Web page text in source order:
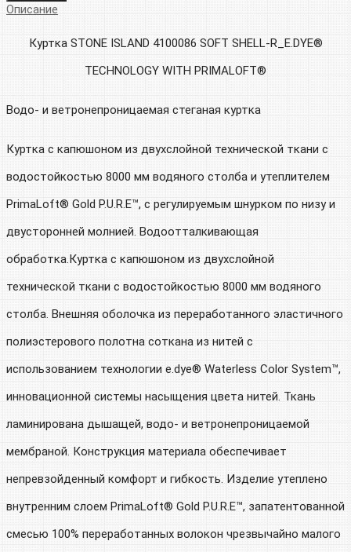
Описание
Куртка STONE ISLAND 4100086 SOFT SHELL-R_E.DYE®
TECHNOLOGY WITH PRIMALOFT®
Водо- и ветронепроницаемая стеганая куртка
Куртка с капюшоном из двухслойной технической ткани с
водостойкостью 8000 мм водяного столба и утеплителем
PrimaLoft® Gold P.U.R.E™, с регулируемым шнурком по низу и
двусторонней молнией. Водоотталкивающая
обработка.Куртка с капюшоном из двухслойной
технической ткани с водостойкостью 8000 мм водяного
столба. Внешняя оболочка из переработанного эластичного
полиэстерового полотна соткана из нитей с
использованием технологии e.dye® Waterless Color System™,
инновационной системы насыщения цвета нитей. Ткань
ламинирована дышащей, водо- и ветронепроницаемой
мембраной. Конструкция материала обеспечивает
непревзойденный комфорт и гибкость. Изделие утеплено
внутренним слоем PrimaLoft® Gold P.U.R.E™, запатентованной
смесью 100% переработанных волокон чрезвычайно малого